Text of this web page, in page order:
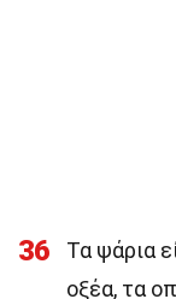
36
Τα ψάρια
οξέα, τα